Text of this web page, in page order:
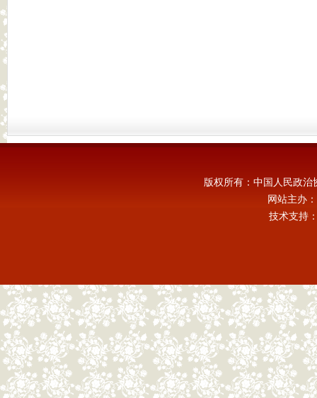
版权所有：中国人民政
网站主办
技术支持